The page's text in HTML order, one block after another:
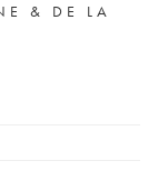
& DE LA